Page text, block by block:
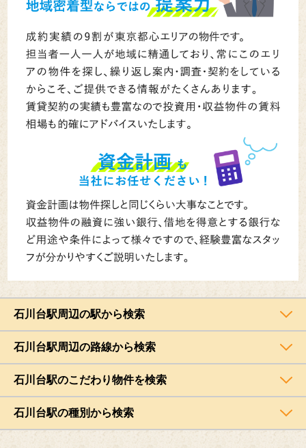
石川台駅周辺の駅から検索
石川台駅周辺の路線から検索
石川台駅のこだわり物件を検索
石川台駅の種別から検索